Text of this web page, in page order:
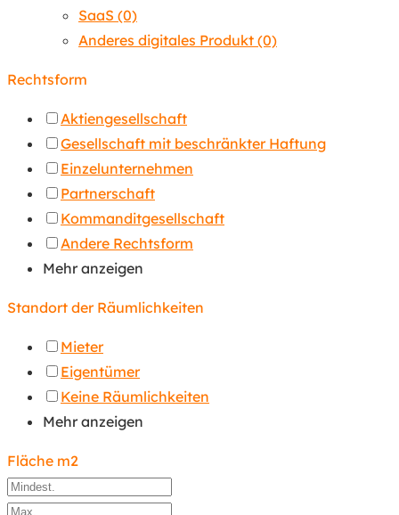
SaaS (0)
Anderes digitales Produkt (0)
Rechtsform
Aktiengesellschaft
Gesellschaft mit beschränkter Haftung
Einzelunternehmen
Partnerschaft
Kommanditgesellschaft
Andere Rechtsform
Mehr anzeigen
Standort der Räumlichkeiten
Mieter
Eigentümer
Keine Räumlichkeiten
Mehr anzeigen
Fläche m2